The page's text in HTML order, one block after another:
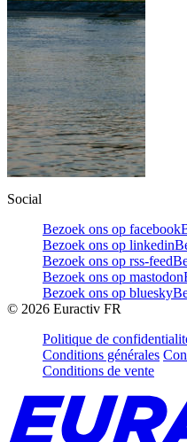
Social
Bezoek ons op facebook
Bezoek ons op linkedin
Bezoek ons op rss-feed
Bezoek ons op mastodon
Bezoek ons op bluesky
© 2026 Euractiv FR
Politique de
Conditions générales
Conditions de vente